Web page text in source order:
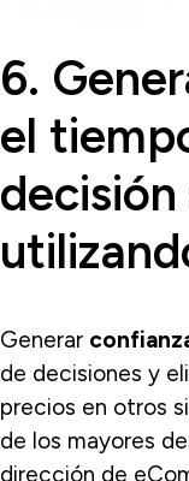
6.
el
Generar
de decisiones y
precios en otros
de los mayores
dirección de